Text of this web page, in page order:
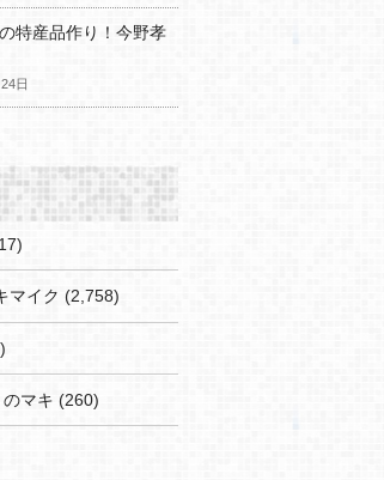
特産品作り！今野孝
日
マイク (2,758)
マキ (260)